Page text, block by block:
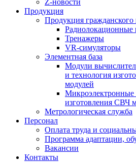
Z-новости
Продукция
Продукция гражданского
Радиолокационные
Тренажеры
VR-симуляторы
Элементная база
Модули
и технология
модулей
Микроэлектронные
изготовления СВЧ
Метрологическая служба
Персонал
Оплата труда и
Программа адаптации,
Вакансии
Контакты